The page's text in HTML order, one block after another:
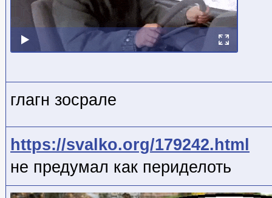
глагн зосрале
https://svalko.org/179242.html
не предумал как периделоть